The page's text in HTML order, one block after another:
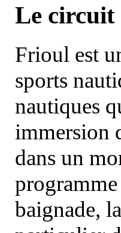
Le circuit
Frioul est
sports
nautiques
immersion
dans un
baignade,